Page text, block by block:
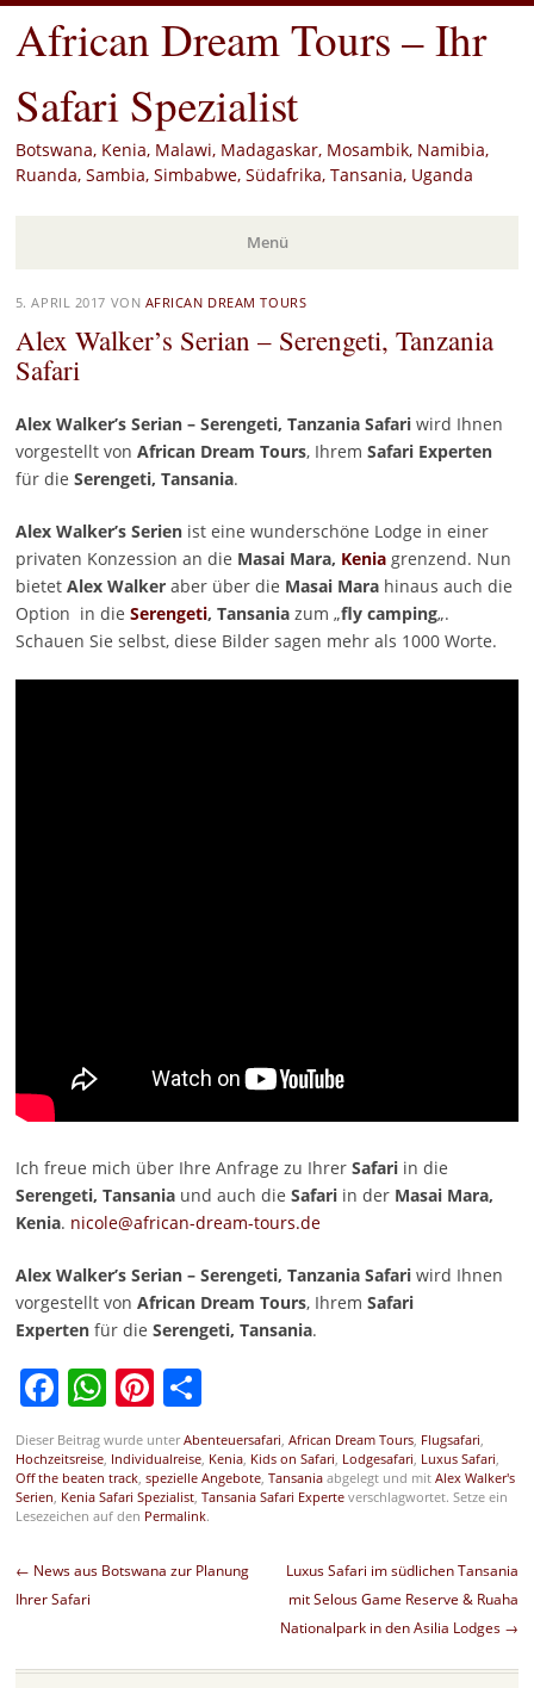
African Dream Tours – Ihr
Safari Spezialist
Botswana, Kenia, Malawi, Madagaskar, Mosambik, Namibia,
Ruanda, Sambia, Simbabwe, Südafrika, Tansania, Uganda
Menü
Zum
Inhalt
springen
5. APRIL 2017 VON AFRICAN DREAM TOURS
Alex Walker’s Serian – Serengeti, Tanzania
Safari
Alex Walker’s Serian – Serengeti, Tanzania Safariwird Ihnen
vorgestellt von African Dream Tours, Ihrem Safari Experten
für die Serengeti, Tansania.
Alex Walker’s Serienist eine wunderschöne Lodge in einer
privaten Konzession an die Masai Mara, Keniagrenzend. Nun
bietet Alex Walkeraber über die Masai Marahinaus auch die
Option in die Serengeti, Tansaniazum „fly camping„.
Schauen Sie selbst, diese Bilder sagen mehr als 1000 Worte.
Ich freue mich über Ihre Anfrage zu Ihrer Safariin die
Serengeti, Tansaniaund auch die Safariin der Masai Mara,
Kenia. nicole@african-dream-tours.de
Alex Walker’s Serian – Serengeti, Tanzania Safariwird Ihnen
vorgestellt von African Dream Tours, Ihrem Safari
Expertenfür die Serengeti, Tansania.
Facebook
WhatsApp
Pinterest
Teilen
Dieser Beitrag wurde unterAbenteuersafari African Dream Tours, Flugsafari
Hochzeitsreise, Individualreise, Kenia, Kids on Safari Lodgesafari Luxus Safari
Off the beaten track, spezielle Angebote, Tansaniaabgelegt und mit Alex Walker's
Serien Kenia Safari Spezialist, Tansania Safari Experteverschlagwortet. Setze ein
Lesezeichen auf den Permalink.
Beitragsnavigation
← News aus Botswana zur Planung
Ihrer Safari
Luxus Safari im südlichen Tansania
mit Selous Game Reserve & Ruaha
Nationalpark in den Asilia Lodges →